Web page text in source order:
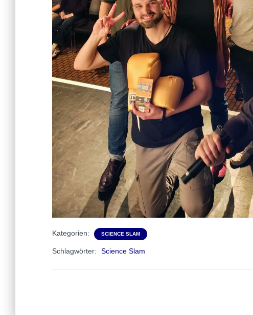
Kategorien: SCIENCE SLAM
Schlagwörter: Science Slam